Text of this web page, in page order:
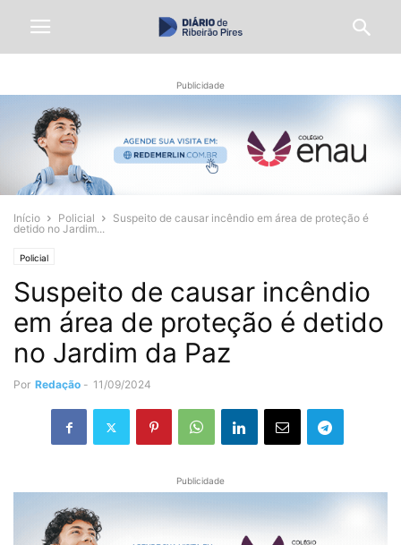
Publicidade
Início Policial
Suspeito de causar incêndio em área de proteção é
detido no Jardim...
Policial
Suspeito de causar incêndio
em área de proteção é detido
no Jardim da Paz
Por Redação - 11/09/2024
Publicidade